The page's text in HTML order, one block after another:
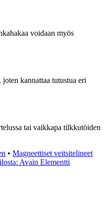
voidaan myös
kannattaa tutustua eri
tai vaikkapa tilkkutöiden
• Magneettiset veitsitelineet
Avain Elementti